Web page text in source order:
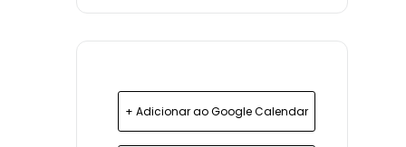
+ Adicionar ao Google Calendar